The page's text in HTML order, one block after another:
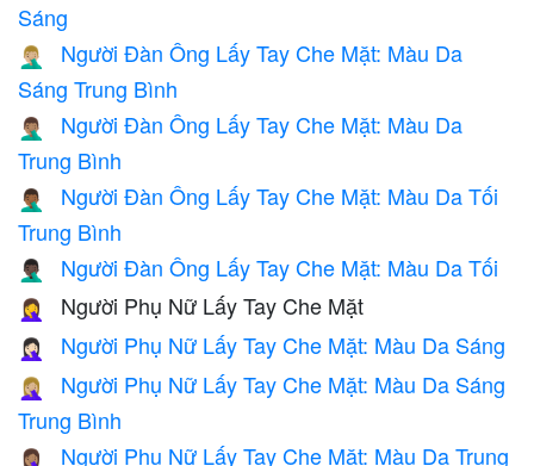
Sáng
🤦🏼‍♂️
Người Đàn Ông Lấy Tay Che Mặt: Màu Da
Sáng Trung Bình
🤦🏽‍♂️
Người Đàn Ông Lấy Tay Che Mặt: Màu Da
Trung Bình
🤦🏾‍♂️
Người Đàn Ông Lấy Tay Che Mặt: Màu Da Tối
Trung Bình
🤦🏿‍♂️ Người Đàn Ông Lấy Tay Che Mặt: Màu Da Tối
🤦‍♀️ Người Phụ Nữ Lấy Tay Che Mặt
🤦🏻‍♀️ Người Phụ Nữ Lấy Tay Che Mặt: Màu Da Sáng
🤦🏼‍♀️
Người Phụ Nữ Lấy Tay Che Mặt: Màu Da Sáng
Trung Bình
🤦🏽‍♀️
Người Phụ Nữ Lấy Tay Che Mặt: Màu Da Trung